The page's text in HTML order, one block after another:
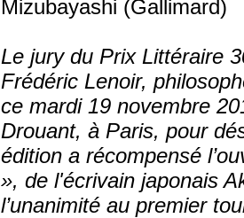
Mizubayashi (Gallimard)
Le jury du Prix Littéraire
Frédéric Lenoir,
ce mardi 19 novembre
Drouant, à Paris, pour
édition a récompensé
», de l'écrivain japonais
l’unanimité au premier